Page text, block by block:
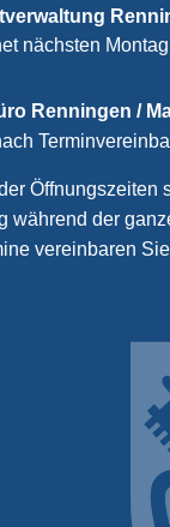
Öffnungs- oder
nächsten
Renningen /
Öffnungszeiten
während der
vereinbaren Sie